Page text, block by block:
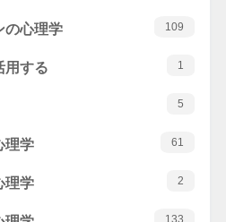
の心理学 109
用する 1
5
理学 61
理学 2
133